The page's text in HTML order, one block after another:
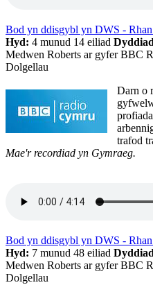
Bod yn ddisgybl yn DWS -
Hyd: 4 munud 14 eiliad
Medwen Roberts ar gyfer BBC
Dolgellau
Darn o
trafod
Mae'r recordiad yn Gymraeg.
Bod yn ddisgybl yn DWS -
Hyd: 7 munud 48 eiliad
Medwen Roberts ar gyfer BBC
Dolgellau